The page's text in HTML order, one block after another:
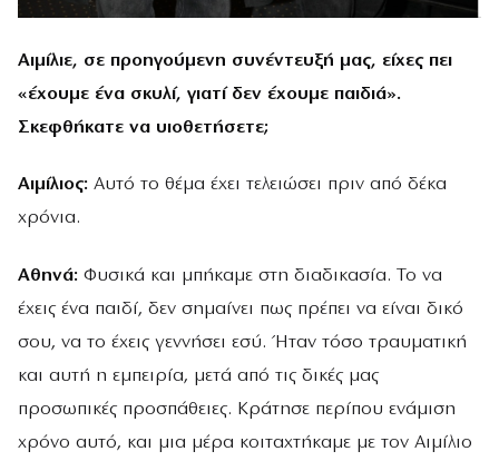
Αιμίλιε, σε προηγούμενη συνέντευξή μας, είχες πει
«έχουμε ένα σκυλί, γιατί δεν έχουμε παιδιά».
Σκεφθήκατε να υιοθετήσετε;
Αιμίλιος: Αυτό το θέμα έχει τελειώσει πριν από δέκα
χρόνια.
Αθηνά: Φυσικά και μπήκαμε στη διαδικασία. Το να
έχεις ένα παιδί, δεν σημαίνει πως πρέπει να είναι δικό
σου, να το έχεις γεννήσει εσύ. Ήταν τόσο τραυματική
και αυτή η εμπειρία, μετά από τις δικές μας
προσωπικές προσπάθειες. Κράτησε περίπου ενάμιση
χρόνο αυτό, και μια μέρα κοιταχτήκαμε με τον Αιμίλιο